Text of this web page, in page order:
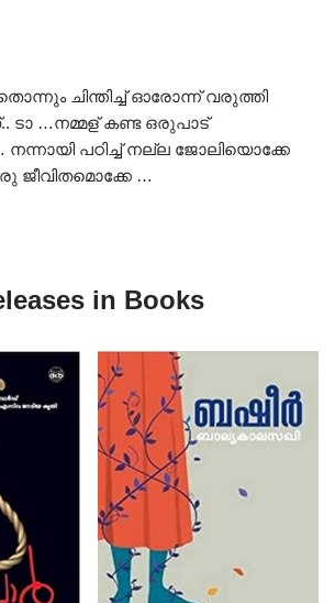
ചിന്തിച്ച് ഓരോന്ന് വരുത്തി
ടാ …നമ്മള് കണ്ട ഒരുപാട്
നന്നായി പഠിച്ച് നല്ല ജോലിയൊക്കേ
ജീവിതമൊക്കേ …
in Books